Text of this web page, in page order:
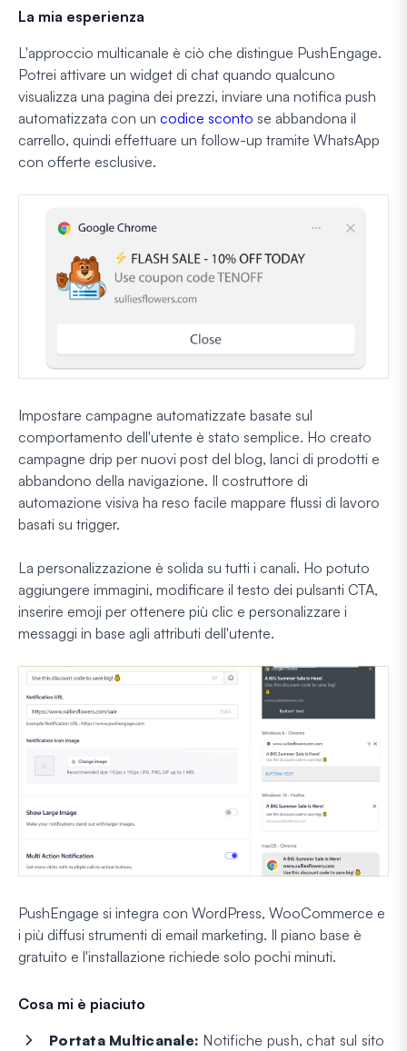
La mia esperienza
L'approccio multicanale è ciò che distingue PushEngage.
Potrei attivare un widget di chat quando qualcuno
visualizza una pagina dei prezzi, inviare una notifica push
automatizzata con un codice sconto se abbandona il
carrello, quindi effettuare un follow-up tramite WhatsApp
con offerte esclusive.
Impostare campagne automatizzate basate sul
comportamento dell'utente è stato semplice. Ho creato
campagne drip per nuovi post del blog, lanci di prodotti e
abbandono della navigazione. Il costruttore di
automazione visiva ha reso facile mappare flussi di lavoro
basati su trigger.
La personalizzazione è solida su tutti i canali. Ho potuto
aggiungere immagini, modificare il testo dei pulsanti CTA,
inserire emoji per ottenere più clic e personalizzare i
messaggi in base agli attributi dell'utente.
PushEngage si integra con WordPress, WooCommerce e
i più diffusi strumenti di email marketing. Il piano base è
gratuito e l'installazione richiede solo pochi minuti.
Cosa mi è piaciuto
Portata Multicanale: Notifiche push, chat sul sito